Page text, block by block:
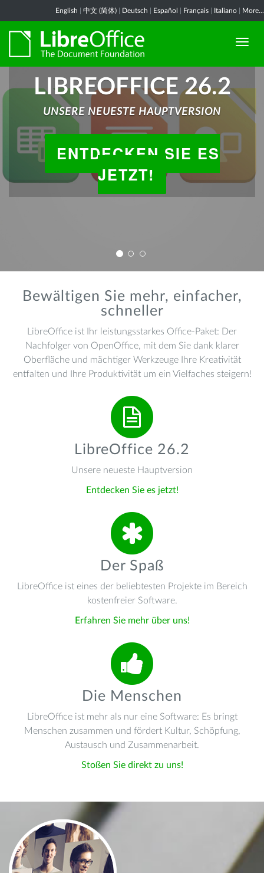
English 中文 (简体) Deutsch Español Français Italiano More...
LIBREOFFICE 26.2
UNSERE NEUESTE HAUPTVERSION
ENTDECKEN SIE ES
JETZT!
Bewältigen Sie mehr, einfacher,
schneller
LibreOffice ist Ihr leistungsstarkes Office-Paket: Der
Nachfolger von OpenOffice, mit dem Sie dank klarer
Oberfläche und mächtiger Werkzeuge Ihre Kreativität
entfalten und Ihre Produktivität um ein Vielfaches steigern!
LibreOffice 26.2
Unsere neueste Hauptversion
Entdecken Sie es jetzt!
Der Spaß
LibreOffice ist eines der beliebtesten Projekte im Bereich
kostenfreier Software.
Erfahren Sie mehr über uns!
Die Menschen
LibreOffice ist mehr als nur eine Software: Es bringt
Menschen zusammen und fördert Kultur, Schöpfung,
Austausch und Zusammenarbeit.
Stoßen Sie direkt zu uns!